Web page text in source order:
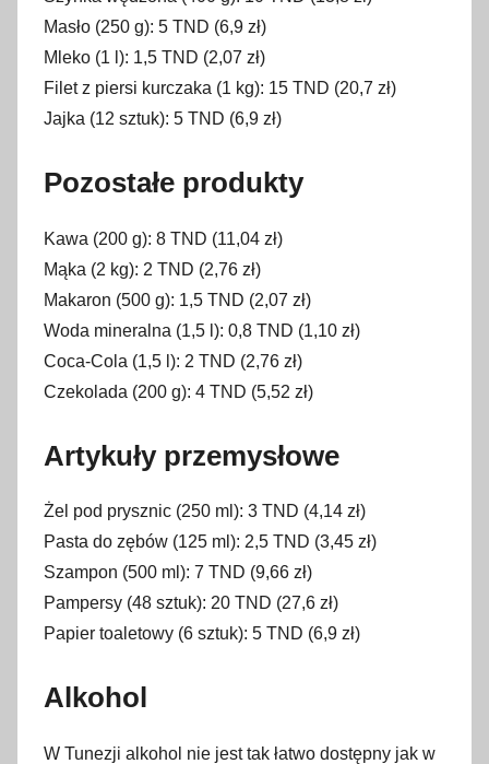
Masło (250 g): 5 TND (6,9 zł)
Mleko (1 l): 1,5 TND (2,07 zł)
Filet z piersi kurczaka (1 kg): 15 TND (20,7 zł)
Jajka (12 sztuk): 5 TND (6,9 zł)
Pozostałe produkty
Kawa (200 g): 8 TND (11,04 zł)
Mąka (2 kg): 2 TND (2,76 zł)
Makaron (500 g): 1,5 TND (2,07 zł)
Woda mineralna (1,5 l): 0,8 TND (1,10 zł)
Coca-Cola (1,5 l): 2 TND (2,76 zł)
Czekolada (200 g): 4 TND (5,52 zł)
Artykuły przemysłowe
Żel pod prysznic (250 ml): 3 TND (4,14 zł)
Pasta do zębów (125 ml): 2,5 TND (3,45 zł)
Szampon (500 ml): 7 TND (9,66 zł)
Pampersy (48 sztuk): 20 TND (27,6 zł)
Papier toaletowy (6 sztuk): 5 TND (6,9 zł)
Alkohol
W Tunezji alkohol nie jest tak łatwo dostępny jak w